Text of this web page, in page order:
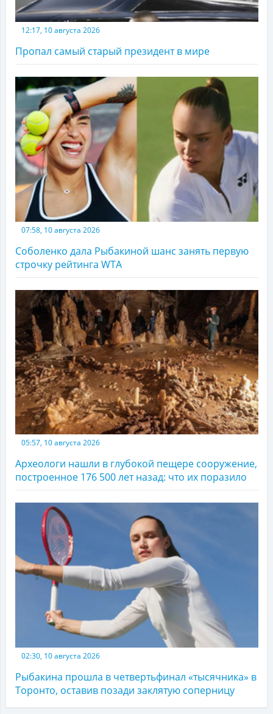
12:17, 10 августа 2026
Пропал самый старый президент в мире
07:58, 10 августа 2026
Соболенко дала Рыбакиной шанс занять первую
строчку рейтинга WTA
05:57, 10 августа 2026
Археологи нашли в глубокой пещере сооружение,
построенное 176 500 лет назад: что их поразило
02:30, 10 августа 2026
Рыбакина прошла в четвертьфинал «тысячника» в
Торонто, оставив позади заклятую соперницу